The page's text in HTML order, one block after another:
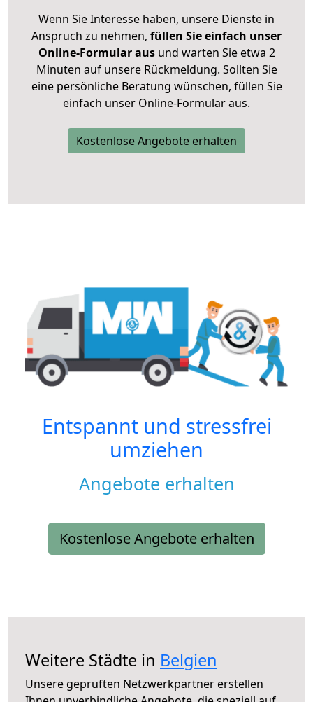
Wenn Sie Interesse haben, unsere Dienste in
Anspruch zu nehmen, füllen Sie einfach unser
Online-Formular ausund warten Sie etwa 2
Minuten auf unsere Rückmeldung. Sollten Sie
eine persönliche Beratung wünschen, füllen Sie
einfach unser Online-Formular aus.
Kostenlose Angebote erhalten
Entspannt und stressfrei
umziehen
Angebote erhalten
Kostenlose Angebote erhalten
Weitere Städte in Belgien
Unsere geprüften Netzwerkpartner erstellen